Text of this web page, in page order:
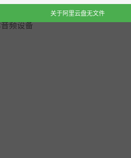
需要 10 GB 可用空间
频设备
关于阿里云盘无文件